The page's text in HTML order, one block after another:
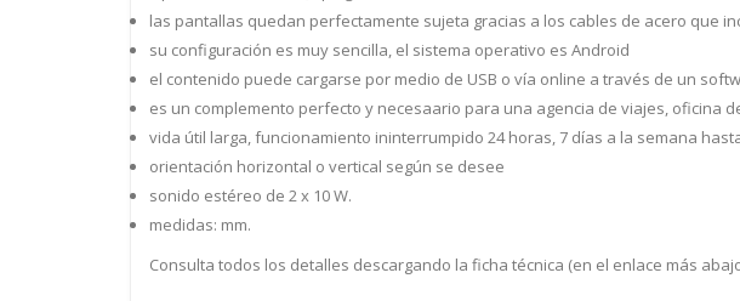
las pantallas quedan perfectamente sujeta gracias a los cables de acero que
su configuración es muy sencilla, el sistema operativo es Android
el contenido puede cargarse por medio de USB o vía online a través de un
es un complemento perfecto y necesaario para una agencia de viajes, oficina
vida útil larga, funcionamiento ininterrumpido 24 horas, 7 días a la semana
orientación horizontal o vertical según se desee
sonido estéreo de 2 x 10 W.
medidas: mm.
Consulta todos los detalles descargando la ficha técnica (en el enlace más